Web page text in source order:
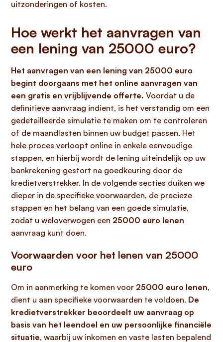
uitzonderingen of kosten.
Hoe werkt het aanvragen van
een lening van 25000 euro?
Het aanvragen van een lening van 25000 euro
begint doorgaans met het online aanvragen van
een gratis en vrijblijvende offerte. Voordat u de
definitieve aanvraag indient, is het verstandig om een
gedetailleerde simulatie te maken om te controleren
of de maandlasten binnen uw budget passen. Het
hele proces verloopt online in enkele eenvoudige
stappen, en hierbij wordt de lening uiteindelijk op uw
bankrekening gestort na goedkeuring door de
kredietverstrekker. In de volgende secties duiken we
dieper in de specifieke voorwaarden, de precieze
stappen en het belang van een goede simulatie,
zodat u weloverwogen een 25000 euro lenen
aanvraag kunt doen.
Voorwaarden voor het lenen van 25000
euro
Om in aanmerking te komen voor 25000 euro lenen,
dient u aan specifieke voorwaarden te voldoen. De
kredietverstrekker beoordeelt uw aanvraag op
basis van het leendoel en uw persoonlijke financiële
situatie, waarbij uw inkomen en vaste lasten bepalend